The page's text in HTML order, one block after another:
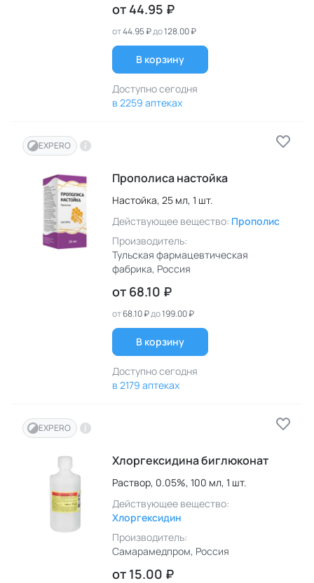
от 44.95 ₽
от44.95 ₽до128.00 ₽
В корзину
Доступно сегодня
в 2259 аптеках
EXPERO
Прополиса настойка
Настойка, 25 мл, 1 шт.
Действующее вещество: Прополис
Производитель:
Тульская фармацевтическая
фабрика, Россия
от 68.10 ₽
от68.10 ₽до199.00 ₽
В корзину
Доступно сегодня
в 2179 аптеках
EXPERO
Хлоргексидина биглюконат
Раствор, 0.05%, 100 мл, 1 шт.
Действующее вещество:
Хлоргексидин
Производитель:
Самарамедпром, Россия
от 15.00 ₽